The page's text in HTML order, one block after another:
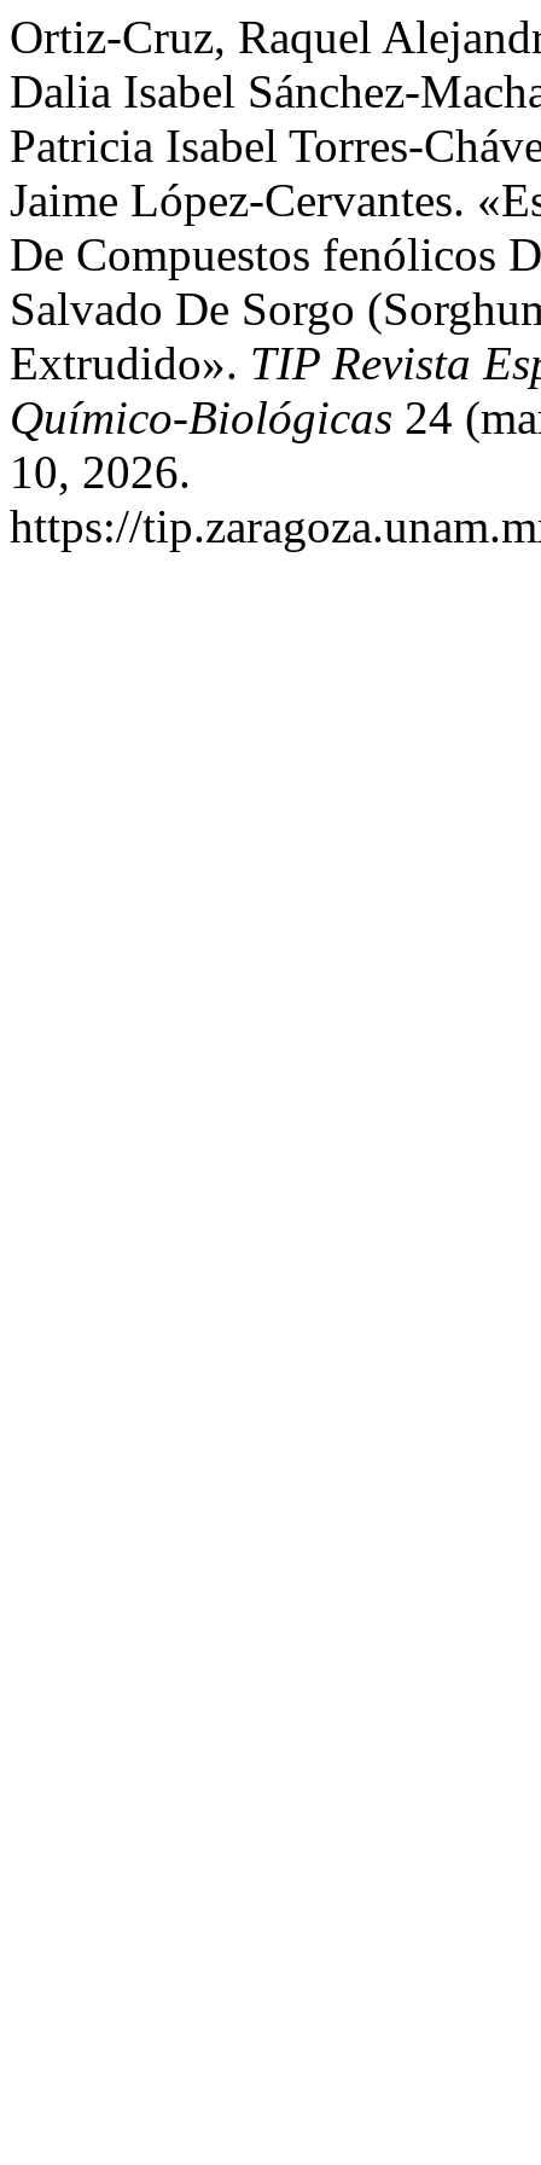
Ortiz-Cruz, Raquel
Dalia Isabel Sánchez-
Patricia Isabel Torres-
Jaime López-Cervantes.
De Compuestos fenólicos
Salvado De Sorgo
Extrudido». TIP Revista
Químico-Biológicas 24
10, 2026.
https://